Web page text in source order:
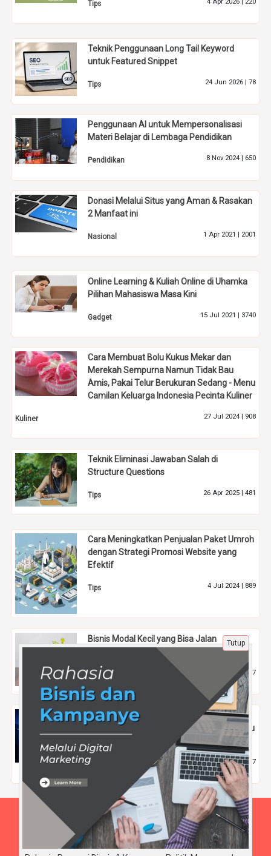
Tips 4 Apr 2026 | 220
Teknik Penggunaan Long Tail Keyword
untuk Featured Snippet
Tips 24 Jun 2026 | 78
Penggunaan AI untuk Mempersonalisasi
Materi Belajar di Lembaga Pendidikan
Pendidikan 8 Nov 2024 | 650
Donasi Melalui Situs yang Aman & Rasakan
2 Manfaat ini
Nasional 1 Apr 2021 | 2001
Online Learning & Kuliah Online di Uhamka
Pilihan Mahasiswa Masa Kini
Gadget 15 Jul 2021 | 3740
Cara Membuat Bolu Kukus Mekar dan
Merekah Sempurna Namun Tidak Bau
Amis, Pakai Telur Berukuran Sedang - Menu
Camilan Keluarga Indonesia Pecinta Kuliner
Kuliner 27 Jul 2024 | 908
Teknik Eliminasi Jawaban Salah di
Structure Questions
Tips 26 Apr 2025 | 481
Cara Meningkatkan Penjualan Paket Umroh
dengan Strategi Promosi Website yang
Efektif
Tips 4 Jul 2024 | 889
Bisnis Modal Kecil yang Bisa Jalan
Otomatis: Cocok untuk Kamu yang Sibuk
Tips 9 Apr 2025 |517
Perkembangan Teknologi AI dalam
Membantu Analisis Dark Social dan Perilaku
Tips 1 Mei 2026 |157
Beranda Tentang Kami
Disclaimer
Tutup